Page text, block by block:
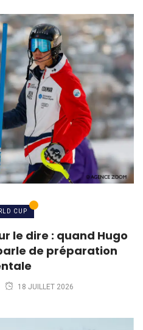
CUP
le dire : quand Hugo
de préparation
18 JUILLET 2026